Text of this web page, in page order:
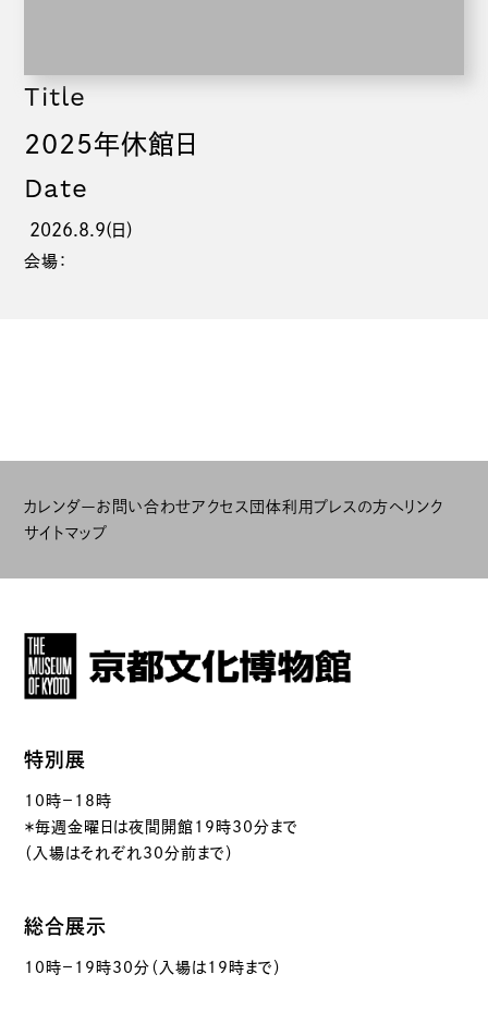
Title
2025年休館日
Date
2026.8.9(日)
会場：
カレンダーお問い合わせアクセス 団体利用 プレスの方へリンク
サイトマップ
特別展
10時－18時
＊毎週金曜日は夜間開館19時30分まで
（入場はそれぞれ30分前まで）
総合展示
10時－19時30分（入場は19時まで）